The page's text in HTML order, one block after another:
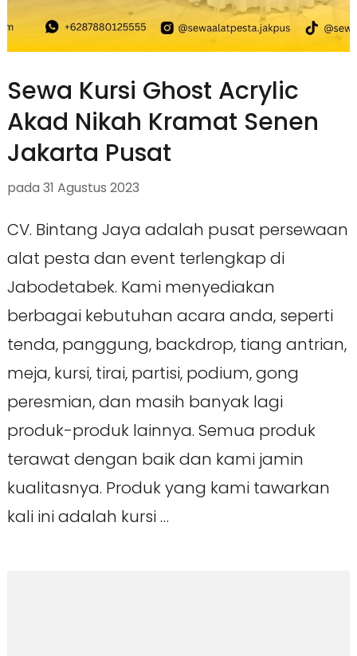
Sewa Kursi Ghost Acrylic
Akad Nikah Kramat Senen
Jakarta Pusat
pada 31 Agustus 2023
CV. Bintang Jaya adalah pusat persewaan
alat pesta dan event terlengkap di
Jabodetabek. Kami menyediakan
berbagai kebutuhan acara anda, seperti
tenda, panggung, backdrop, tiang antrian,
meja, kursi, tirai, partisi, podium, gong
peresmian, dan masih banyak lagi
produk-produk lainnya. Semua produk
terawat dengan baik dan kami jamin
kualitasnya. Produk yang kami tawarkan
kali ini adalah kursi …